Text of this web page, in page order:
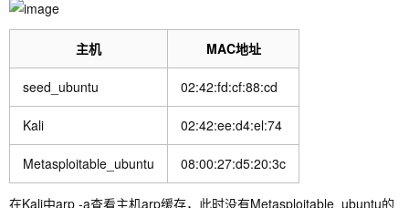
主机 MAC地址
seed_ubuntu 02:42:fd:cf:88:cd
Kali 02:42:ee:d4:el:74
Metasploitable_ubuntu 08:00:27:d5:20:3c
在Kali中arp -a查看主机arp缓存，此时没有Metasploitable_ubuntu的